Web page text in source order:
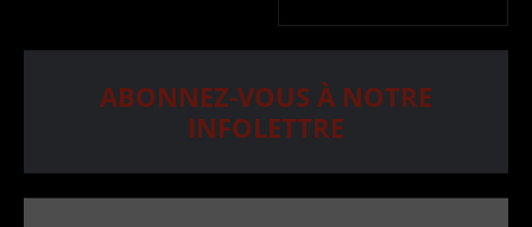
ABONNEZ-VOUS À NOTRE
INFOLETTRE